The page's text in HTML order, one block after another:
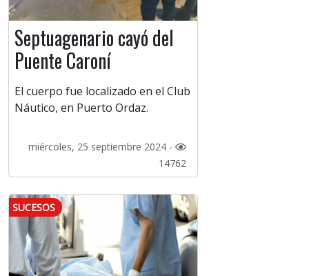
Septuagenario cayó del
Puente Caroní
El cuerpo fue localizado en el Club
Náutico, en Puerto Ordaz.
miércoles, 25 septiembre 2024 -
14762
SUCESOS